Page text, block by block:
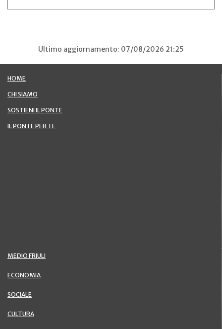
Ultimo aggiornamento: 07/08/2026 21:25
HOME
CHI SIAMO
SOSTIENI IL PONTE
IL PONTE PER TE
MEDIO FRIULI
ECONOMIA
SOCIALE
CULTURA